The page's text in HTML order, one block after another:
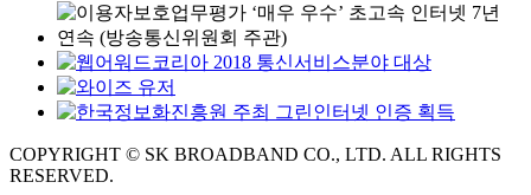
COPYRIGHT © SK BROADBAND CO., LTD. ALL RIGHTS
RESERVED.